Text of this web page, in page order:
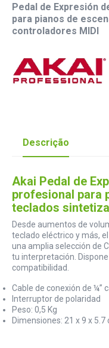
Pedal de Expresión
para pianos de
controladores MIDI
Descrição
Akai Pedal de
profesional para
teclados
Desde aumentos de
teclado eléctrico y más,
una amplia selección de
tu interpretación.
compatibilidad.
Cable de conexión de ¼”
Interruptor de polaridad
Peso: 0,5 Kg
Dimensiones: 21 x 9 x 5.7